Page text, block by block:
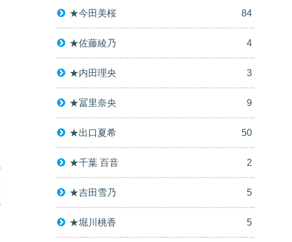
★今田美桜 84
★佐藤綾乃 4
★内田理央 3
★冨里奈央 9
★出口夏希 50
★千葉 百音 2
★吉田雪乃 5
★堀川桃香 5